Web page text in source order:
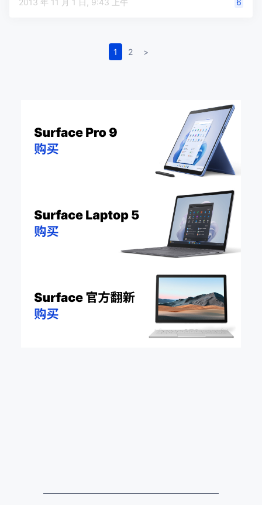
1 2 >